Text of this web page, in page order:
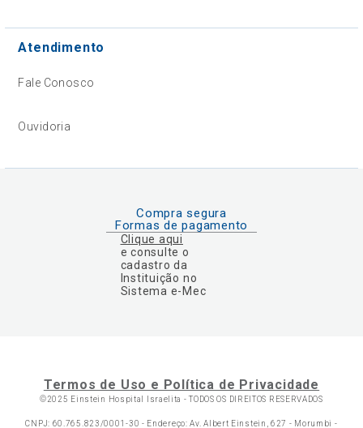
Atendimento
Fale Conosco
Ouvidoria
Compra segura
Formas de pagamento
Clique aqui
e consulte o
cadastro da
Instituição no
Sistema e-Mec
Termos de Uso e Política de Privacidade
©2025 Einstein Hospital Israelita -TODOS OS DIREITOS RESERVADOS
CNPJ: 60.765.823/0001-30 - Endereço: Av. Albert Einstein, 627 - Morumbi -